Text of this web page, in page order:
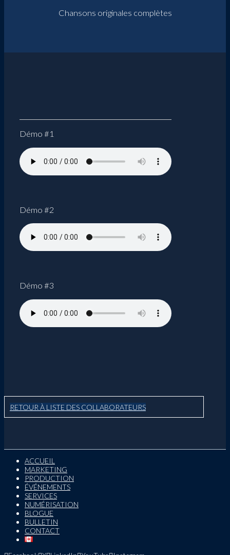
Chansons originales complètes
Démo #1
Démo #2
Démo #3
RETOUR À LISTE DES COLLABORATEURS
ACCUEIL
MARKETING
PRODUCTION
ÉVÉNEMENTS
SERVICES
NUMÉRISATION
BLOGUE
BULLETIN
CONTACT